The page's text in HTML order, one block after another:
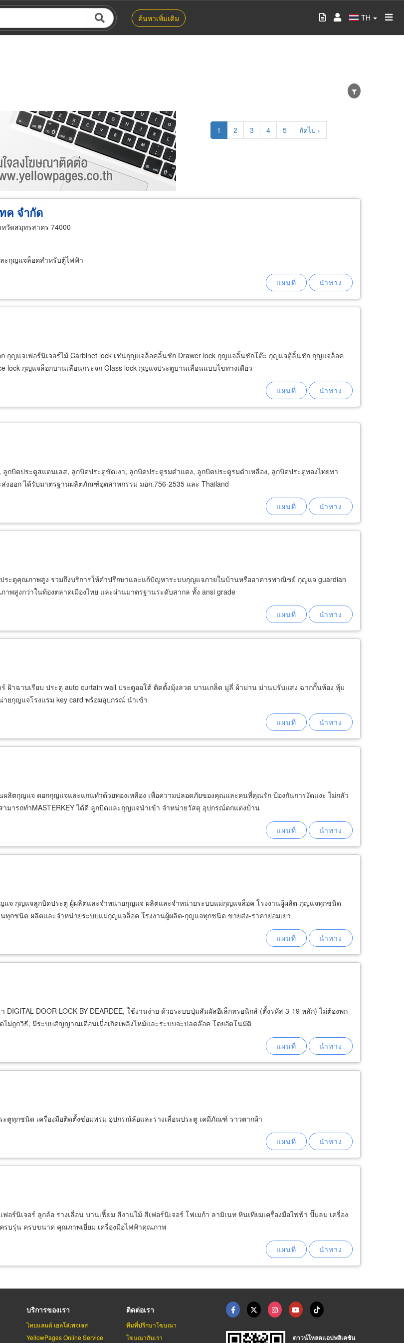
ค้นหาเพิ่มเติม TH
อก/นำเข้า ธุรกิจบริการ
ค จำกัด
วัดสมุทรสาคร 74000
ะกุญแจล็อคสำหรับตู้ไฟฟ้า
กุญแจเฟอร์นิเจอร์ไม้ Carbinet lock เช่นกุญแจล็อคลิ้นชัก Drawer lock กุญแจลิ้นชักโต๊ะ กุญแจตู้ลิ้นชัก กุญแจล็อค
กุญแจล็อกบานเลื่อนกระจก Glass lock กุญแจประตูบานเลื่อนแบบไขทางเดียว
บิดประตูสแตนเลส, ลูกบิดประตูขัดเงา, ลูกบิดประตูรมดำแดง, ลูกบิดประตูรมดำเหลือง, ลูกบิดประตูทองไทยทา
ออก ได้รับมาตรฐานผลิตภัณฑ์อุตสาหกรรม มอก.756-2535 และ Thailand
ะตูคุณภาพสูง รวมถึงบริการให้คำปรึกษาและแก้ปัญหาระบบกุญแจภายในบ้านหรืออาคารพาณิชย์ กุญแจ guardian
พสูงกว่าในท้องตลาดเมืองไทย และผ่านมาตรฐานระดับสากล ทั้ง ansi grade
ฝ้าฉาบเรียบ ประตู auto curtain wall ประตูออโต้ ติดตั้งมุ้งลวด บานเกล็ด มู่ลี่ ผ้าม่าน ม่านปรับแสง ฉากกั้นห้อง หุ้ม
ยกุญแจโรงแรม key card พร้อมอุปกรณ์ นำเข้า
ตกุญแจ ดอกกุญแจและแกนทำด้วยทองเหลือง เพื่อความปลอดภัยของคุณและคนที่คุณรัก ป้องกันการงัดแงะ ไม่กลัว
ารถทำMASTERKEY ได้ดี ลูกบิดและกุญแจนำเข้า จำหน่ายวัสดุ อุปกรณ์ตกแต่งบ้าน
จ กุญแจลูกบิดประตู ผู้ผลิตและจำหน่ายกุญแจ ผลิตและจำหน่ายระบบแม่กุญแจล็อค โรงงานผู้ผลิต-กุญแจทุกชนิด
กชนิด ผลิตและจำหน่ายระบบแม่กุญแจล็อค โรงงานผู้ผลิต-กุญแจทุกชนิด ขายส่ง-ราคาย่อมเยา
DOOR LOCK BY DEARDEE, ใช้งานง่าย ด้วยระบบปุ่มสัมผัสอีเล็กทรอนิกส์ (ตั้งรหัส 3-19 หลัก) ไม่ต้องพก
ม่ถูกวิธี, มีระบบสัญญาณเตือนเมื่อเกิดเพลิงไหม้และระบบจะปลดล๊อค โดยอัตโนมัติ
ทุกชนิด เครื่องมือติดตั้งซ่อมพรม อุปกรณ์ล้อและรางเลื่อนประตู เคมีภัณฑ์ ราวตากผ้า
นิเจอร์ ลูกล้อ รางเลื่อน บานเฟี้ยม สีงานไม้ สีเฟอร์นิเจอร์ โฟเมก้า ลามิเนท หินเทียมเครื่องมือไฟฟ้า ปั๊มลม เครื่อง
รบรุ่น ครบขนาด คุณภาพเยี่ยม เครื่องมือไฟฟ้าคุณภาพ
Current
page
1 Page
2 Page
3 Page
4 Page
5
Next
page
ถัดไป ›
บริการของเรา
ไทยแลนด์ เยลโล่เพจเจส
YellowPages Online Service
ติดต่อเรา
ทีมที่ปรึกษาโฆษณา
โฆษณากับเรา
ดาวน์โหลดแอปพลิเคชัน